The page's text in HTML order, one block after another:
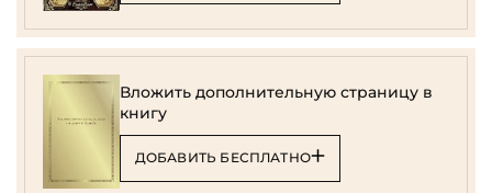
Вложить дополнительную страницу в
книгу
ДОБАВИТЬ БЕСПЛАТНО